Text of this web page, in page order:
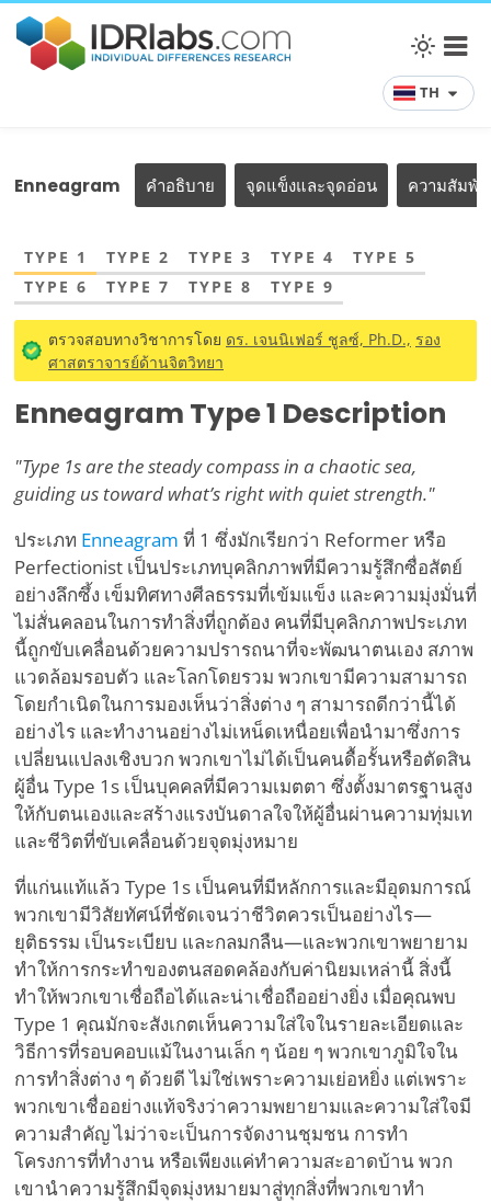
TH
Enneagram คำอธิบาย จุดแข็งและจุดอ่อน ความสัมพั
TYPE 1 TYPE 2 TYPE 3 TYPE 4
TYPE 5
TYPE 6
TYPE 7 TYPE 8 TYPE 9
ตรวจสอบทางวิชาการโดย ดร. เจนนิเฟอร์ ชูลซ์, Ph.D., รอง
ศาสตราจารย์ด้านจิตวิทยา
Enneagram Type 1 Description
"Type 1s are the steady compass in a chaotic sea,
guiding us toward what’s right with quiet strength."
ประเภท Enneagram ที่ 1 ซึ่งมักเรียกว่า Reformer หรือ
Perfectionist เป็นประเภทบุคลิกภาพที่มีความรู้สึกซื่อสัตย์
อย่างลึกซึ้ง เข็มทิศทางศีลธรรมที่เข้มแข็ง และความมุ่งมั่นที่
ไม่สั่นคลอนในการทำสิ่งที่ถูกต้อง คนที่มีบุคลิกภาพประเภท
นี้ถูกขับเคลื่อนด้วยความปรารถนาที่จะพัฒนาตนเอง สภาพ
แวดล้อมรอบตัว และโลกโดยรวม พวกเขามีความสามารถ
โดยกำเนิดในการมองเห็นว่าสิ่งต่าง ๆ สามารถดีกว่านี้ได้
อย่างไร และทำงานอย่างไม่เหน็ดเหนื่อยเพื่อนำมาซึ่งการ
เปลี่ยนแปลงเชิงบวก พวกเขาไม่ได้เป็นคนดื้อรั้นหรือตัดสิน
ผู้อื่น Type 1s เป็นบุคคลที่มีความเมตตา ซึ่งตั้งมาตรฐานสูง
ให้กับตนเองและสร้างแรงบันดาลใจให้ผู้อื่นผ่านความทุ่มเท
และชีวิตที่ขับเคลื่อนด้วยจุดมุ่งหมาย
ที่แก่นแท้แล้ว Type 1s เป็นคนที่มีหลักการและมีอุดมการณ์
พวกเขามีวิสัยทัศน์ที่ชัดเจนว่าชีวิตควรเป็นอย่างไร—
ยุติธรรม เป็นระเบียบ และกลมกลืน—และพวกเขาพยายาม
ทำให้การกระทำของตนสอดคล้องกับค่านิยมเหล่านี้ สิ่งนี้
ทำให้พวกเขาเชื่อถือได้และน่าเชื่อถืออย่างยิ่ง เมื่อคุณพบ
Type 1 คุณมักจะสังเกตเห็นความใส่ใจในรายละเอียดและ
วิธีการที่รอบคอบแม้ในงานเล็ก ๆ น้อย ๆ พวกเขาภูมิใจใน
การทำสิ่งต่าง ๆ ด้วยดี ไม่ใช่เพราะความเย่อหยิ่ง แต่เพราะ
พวกเขาเชื่ออย่างแท้จริงว่าความพยายามและความใส่ใจมี
ความสำคัญ ไม่ว่าจะเป็นการจัดงานชุมชน การทำ
โครงการที่ทำงาน หรือเพียงแค่ทำความสะอาดบ้าน พวก
เขานำความรู้สึกมีจุดมุ่งหมายมาสู่ทุกสิ่งที่พวกเขาทำ